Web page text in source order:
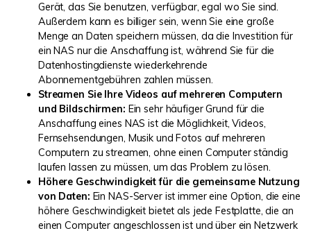
Gerät, das Sie benutzen, verfügbar, egal wo Sie sind.
Außerdem kann es billiger sein, wenn Sie eine große
Menge an Daten speichern müssen, da die Investition für
ein NAS nur die Anschaffung ist, während Sie für die
Datenhostingdienste wiederkehrende
Abonnementgebühren zahlen müssen.
Streamen Sie Ihre Videos auf mehreren Computern
und Bildschirmen: Ein sehr häufiger Grund für die
Anschaffung eines NAS ist die Möglichkeit, Videos,
Fernsehsendungen, Musik und Fotos auf mehreren
Computern zu streamen, ohne einen Computer ständig
laufen lassen zu müssen, um das Problem zu lösen.
Höhere Geschwindigkeit für die gemeinsame Nutzung
von Daten: Ein NAS-Server ist immer eine Option, die eine
höhere Geschwindigkeit bietet als jede Festplatte, die an
einen Computer angeschlossen ist und über ein Netzwerk